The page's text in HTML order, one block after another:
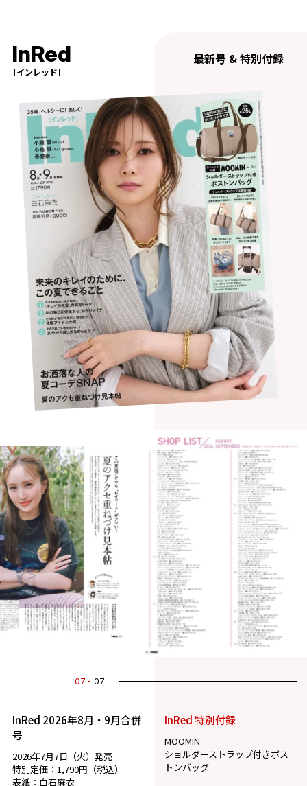
InRed
［インレッド］
最新号 & 特別付録
07 07
InRed 2026年8月・9月合併
号
2026年7月7日（火）発売
特別定価：1,790円（税込）
表紙：白石麻衣
InRed 特別付録
MOOMIN
ショルダーストラップ付きボス
トンバッグ